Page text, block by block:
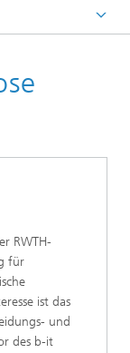
RWTH-
für
ist das
und
des b-it